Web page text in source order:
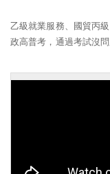
乙級就業服務、國貿丙
政高普考，通過考試沒